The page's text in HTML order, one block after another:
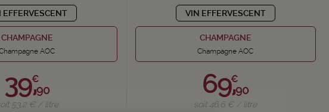
EFFERVESCENT
CHAMPAGNE
AOC
39,
€
90
53,2 € / litre
VIN EFFERVESCENT
CHAMPAGNE
Champagne AOC
69,
€
90
soit 46,6 € / litre